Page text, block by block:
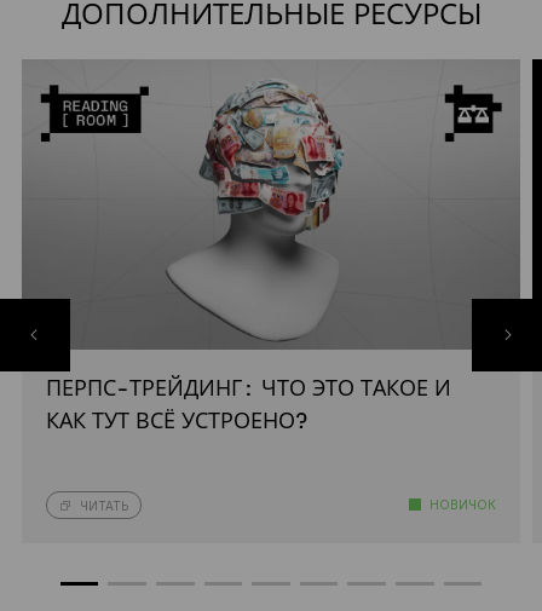
ДОПОЛНИТЕЛЬНЫЕ РЕСУРСЫ
ПЕРПС-ТРЕЙДИНГ: ЧТО ЭТО ТАКОЕ И
КАК ТУТ ВСЁ УСТРОЕНО?
ЧИТАТЬ НОВИЧОК